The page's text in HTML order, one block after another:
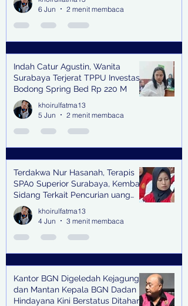
6 Jun
2 menit membaca
Indah Catur Agustin, Wanita
Surabaya Terjerat TPPU Investasi
Bodong Spring Bed Rp 220 M
khoirulfatma13
5 Jun
2 menit membaca
Terdakwa Nur Hasanah, Terapis
SPA0 Superior Surabaya, Kembali
Sidang Terkait Pencurian uang
senilai Rp1,285 M di PN Surabaya
khoirulfatma13
4 Jun
3 menit membaca
Kantor BGN Digeledah Kejagung
dan Mantan Kepala BGN Dadan
Hindayana Kini Berstatus Ditahan